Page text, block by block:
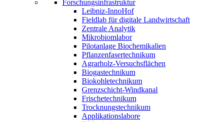
Forschungsinfrastruktur
Leibniz-InnoHof
Fieldlab für digitale Landwirtschaft
Zentrale Analytik
Mikrobiomlabor
Pilotanlage Biochemikalien
Pflanzenfasertechnikum
Agrarholz-Versuchsflächen
Biogastechnikum
Biokohletechnikum
Grenzschicht-Windkanal
Frischetechnikum
Trocknungstechnikum
Applikationslabore